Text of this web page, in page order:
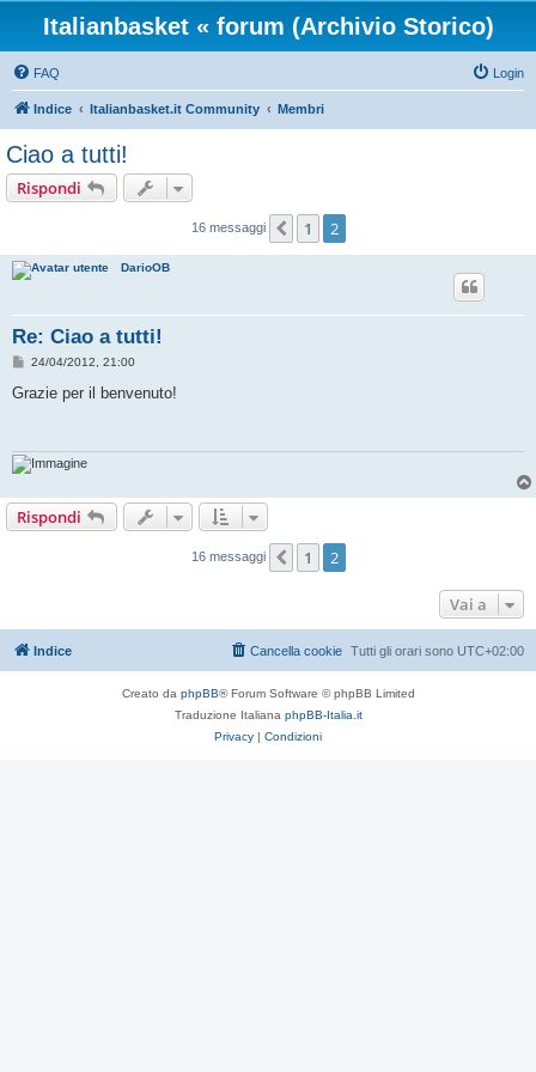
Italianbasket « forum (Archivio Storico)
FAQ Login
Indice Italianbasket.it Community Membri
Ciao a tutti!
Rispondi
16 messaggi Precedente
1 2
DarioOB
Re: Ciao a tutti!
M
s
i
o
24/04/2012, 21:00
Grazie per il benvenuto!
Rispondi
16 messaggi Precedente
1 2
Vai a
Indice Tutti gli orari sono UTC+02:00
Cancella cookie
Creato da phpBB® Forum Software © phpBB Limited
Traduzione Italiana phpBB-Italia.it
Privacy | Condizioni